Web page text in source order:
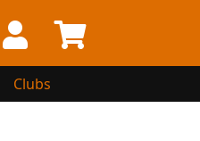
Clubs